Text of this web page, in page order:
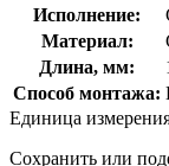
Исполнение:
Материал:
Длина, мм:
Способ монтажа:
Единица
Сохранить или